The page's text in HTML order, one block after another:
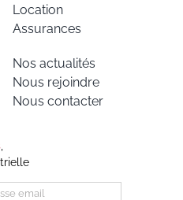
Location
Assurances
Nos actualités
Nous rejoindre
Nous contacter
,